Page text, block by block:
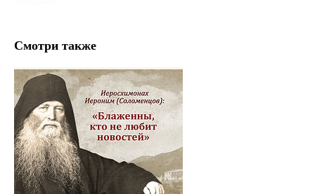
Смотри также